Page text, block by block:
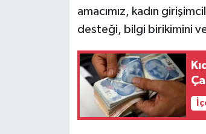
amacımız, kadın
desteği, bilgi birikimini